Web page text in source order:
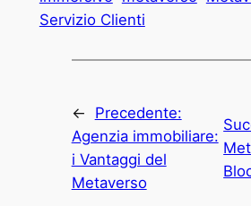
Servizio Clienti
←
Precedente:
Agenzia immobiliare:
i Vantaggi del
Metaverso